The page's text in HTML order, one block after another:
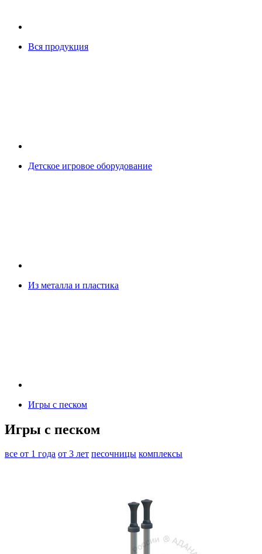
Вся продукция
Детское игровое оборудование
Из металла и пластика
Игры с песком
Игры с песком
все от 1 года от 3 лет песочницы комплексы